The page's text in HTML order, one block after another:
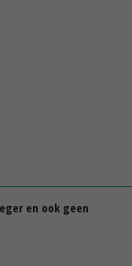
en ook geen